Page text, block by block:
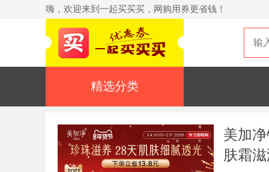
嗨，欢迎来到一起买买买，网购用券更省钱！
精选分类
美加
肤霜